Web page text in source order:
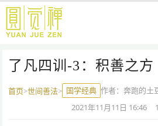
跳
主
了凡四训-3：积善之方
首页>世间善法> 国学经典 作者：奔跑的土
2021年11月11日 16:46